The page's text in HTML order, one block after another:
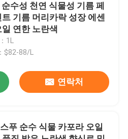
수성 천연 식물성 기름 페
트 기름 머리카락 성장 에센
일 연한 노란색
1L
$82-88/L
연락처
푸 순수 식물 카포라 오일